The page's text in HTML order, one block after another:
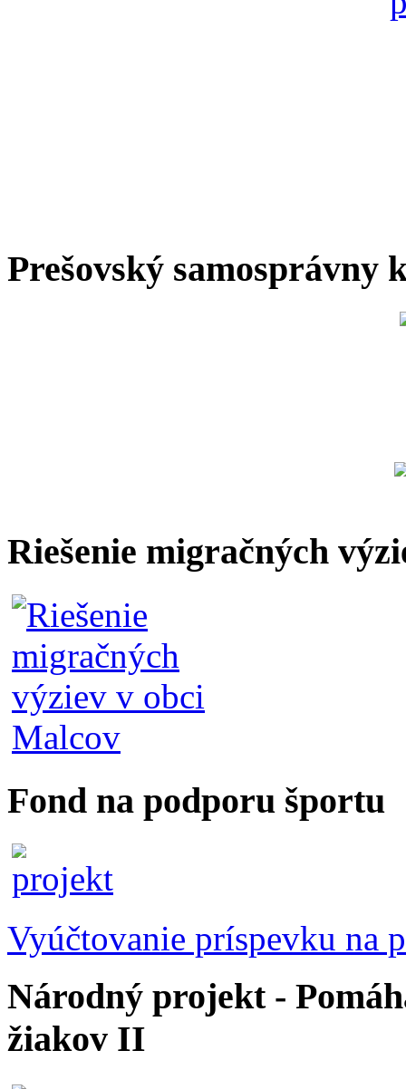
Prešovský samosprávny
Riešenie migračných
Fond na podporu športu
Vyúčtovanie príspevku na
Národný projekt -
žiakov II